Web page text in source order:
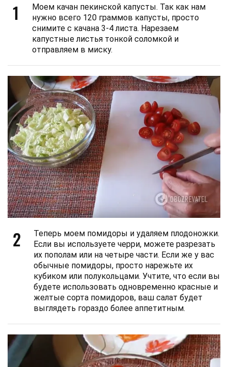
1
Моем качан пекинской капусты. Так как нам
нужно всего 120 граммов капусты, просто
снимите с качана 3-4 листа. Нарезаем
капустные листья тонкой соломкой и
отправляем в миску.
2
Теперь моем помидоры и удаляем плодоножки.
Если вы используете черри, можете разрезать
их пополам или на четыре части. Если же у вас
обычные помидоры, просто нарежьте их
кубиком или полукольцами. Учтите, что если вы
будете использовать одновременно красные и
желтые сорта помидоров, ваш салат будет
выглядеть гораздо более аппетитным.